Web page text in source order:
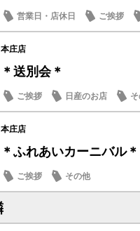
営業日・店休日 ご挨拶
本庄店
＊送別会＊
ご挨拶 日産のお店
本庄店
＊ふれあいカーニバル＊
ご挨拶 その他